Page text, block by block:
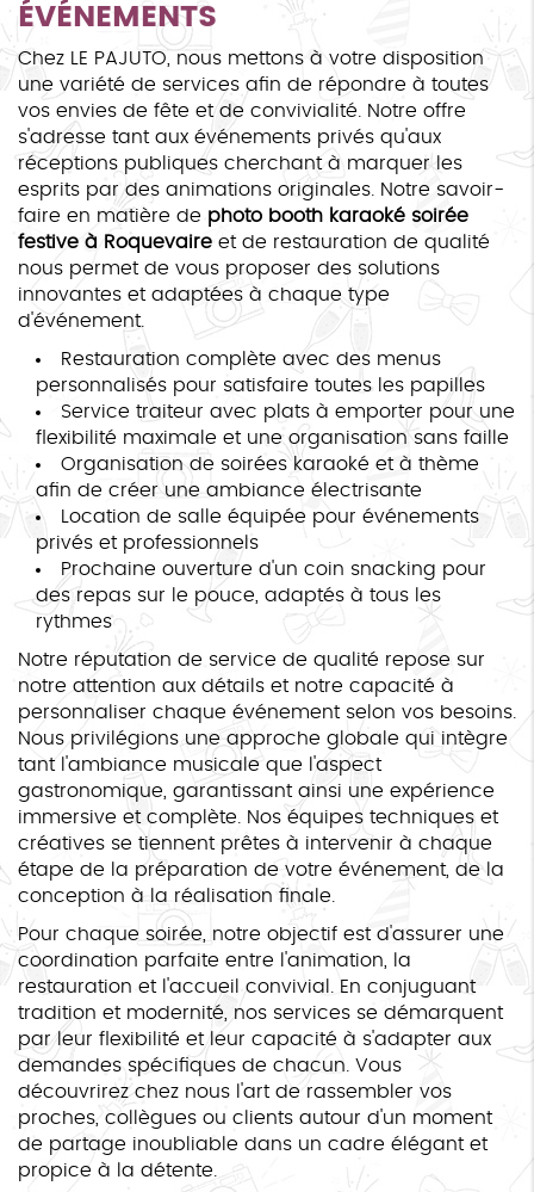
ÉVÉNEMENTS
Chez LE PAJUTO, nous mettons à votre disposition
une variété de services afin de répondre à toutes
vos envies de fête et de convivialité. Notre offre
s'adresse tant aux événements privés qu'aux
réceptions publiques cherchant à marquer les
esprits par des animations originales. Notre savoir-
faire en matière de photo booth karaoké soirée
festive à Roquevaire et de restauration de qualité
nous permet de vous proposer des solutions
innovantes et adaptées à chaque type
d'événement.
Restauration complète avec des menus
personnalisés pour satisfaire toutes les papilles
Service traiteur avec plats à emporter pour une
flexibilité maximale et une organisation sans faille
Organisation de soirées karaoké et à thème
afin de créer une ambiance électrisante
Location de salle équipée pour événements
privés et professionnels
Prochaine ouverture d'un coin snacking pour
des repas sur le pouce, adaptés à tous les
rythmes
Notre réputation de service de qualité repose sur
notre attention aux détails et notre capacité à
personnaliser chaque événement selon vos besoins.
Nous privilégions une approche globale qui intègre
tant l'ambiance musicale que l'aspect
gastronomique, garantissant ainsi une expérience
immersive et complète. Nos équipes techniques et
créatives se tiennent prêtes à intervenir à chaque
étape de la préparation de votre événement, de la
conception à la réalisation finale.
Pour chaque soirée, notre objectif est d'assurer une
coordination parfaite entre l'animation, la
restauration et l'accueil convivial. En conjuguant
tradition et modernité, nos services se démarquent
par leur flexibilité et leur capacité à s'adapter aux
demandes spécifiques de chacun. Vous
découvrirez chez nous l'art de rassembler vos
proches, collègues ou clients autour d'un moment
de partage inoubliable dans un cadre élégant et
propice à la détente.